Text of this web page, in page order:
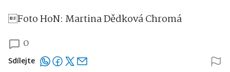
Foto HoN: Martina Dědková Chromá
0
Sdílejte